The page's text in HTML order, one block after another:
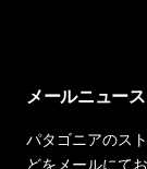
メールニュー
パタゴニアのス
どをメールにて